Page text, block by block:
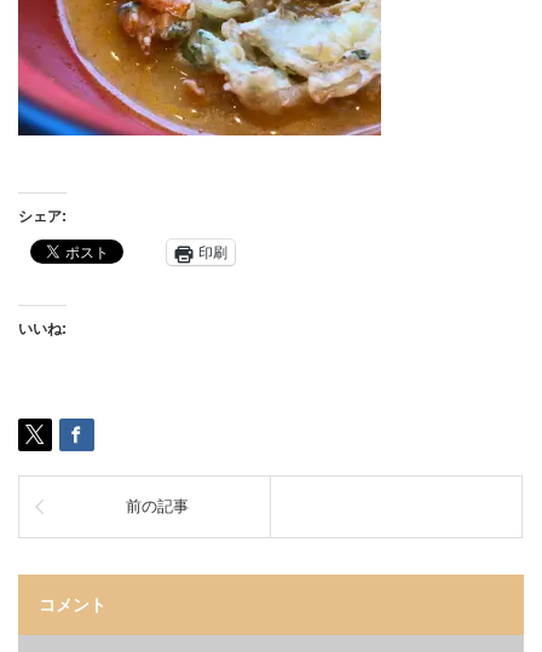
シェア:
印刷
いいね:
前の記事
コメント